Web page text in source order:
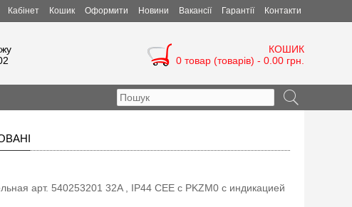
Кабінет Кошик Оформити Новини Вакансії Гарантії Контакти
КОШИК
0 товар (товарів) - 0.00 грн.
арт. 540253201 32A , IP44 CEE с PKZM0 с индикацией